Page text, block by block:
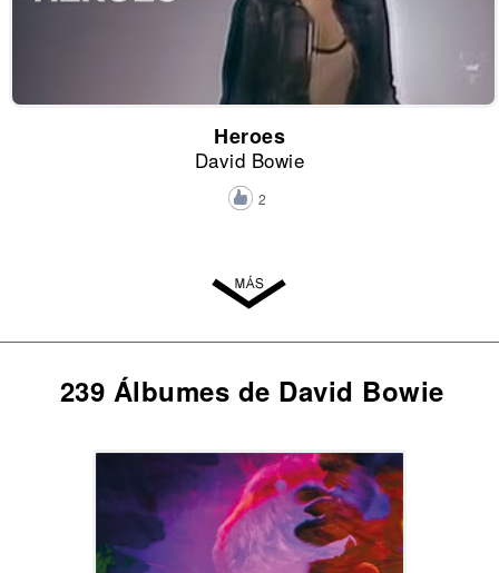
Heroes
David Bowie
2
239 Álbumes de David Bowie